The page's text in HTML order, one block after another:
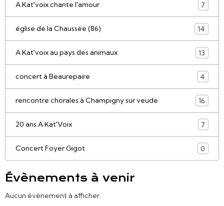
A Kat'voix chante l'amour 7
église de la Chaussée (86) 14
A Kat'voix au pays des animaux 13
concert à Beaurepaire 4
rencontre chorales à Champigny sur veude 16
20 ans A Kat'Voix 7
Concert Foyer Gigot 0
Évènements à venir
Aucun évènement à afficher.